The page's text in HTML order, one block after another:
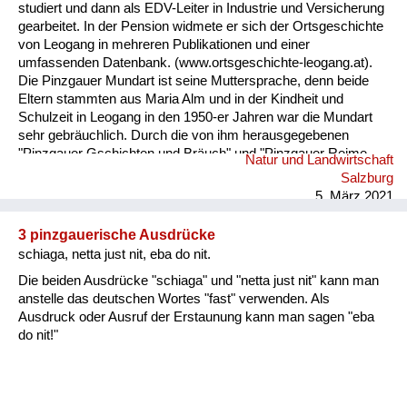
studiert und dann als EDV-Leiter in Industrie und Versicherung
gearbeitet. In der Pension widmete er sich der Ortsgeschichte
von Leogang in mehreren Publikationen und einer
umfassenden Datenbank. (www.ortsgeschichte-leogang.at).
Die Pinzgauer Mundart ist seine Muttersprache, denn beide
Eltern stammten aus Maria Alm und in der Kindheit und
Schulzeit in Leogang in den 1950-er Jahren war die Mundart
sehr gebräuchlich. Durch die von ihm herausgegebenen
"Pinzgauer Gschichten und Bräuch" und "Pinzgauer Reime,
Sprüche und Kuchltips" der Maria Almer Mundartdichterin
Gretl Widauer (1999) wurde sein Interesse an dieser Sprache
erarbeitet. ...
Natur und Landwirtschaft
Salzburg
5. März 2021
3 pinzgauerische Ausdrücke
schiaga, netta just nit, eba do nit.
Die beiden Ausdrücke "schiaga" und "netta just nit" kann man
anstelle das deutschen Wortes "fast" verwenden. Als
Ausdruck oder Ausruf der Erstaunung kann man sagen "eba
do nit!"